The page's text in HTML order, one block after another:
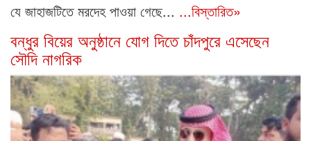
যে জাহাজটিতে মরদেহ পাওয়া গেছে... ...বিস্তারিত»
বন্ধুর বিয়ের অনুষ্ঠানে যোগ দিতে চাঁদপুরে এসেছেন
সৌদি নাগরিক